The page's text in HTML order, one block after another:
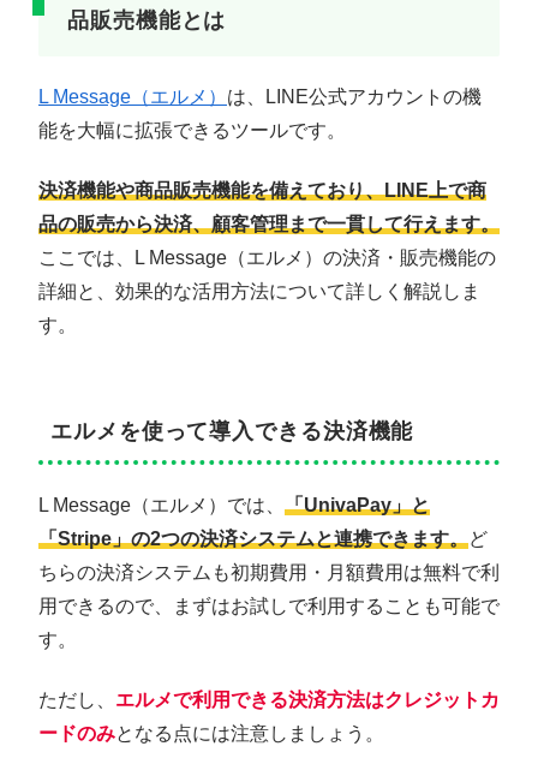
品販売機能とは
L Message（エルメ） は、LINE公式アカウントの機
能を大幅に拡張できるツールです。
決済機能や商品販売機能を備えており、LINE上で商
品の販売から決済、顧客管理まで一貫して行えます。
ここでは、L Message（エルメ）の決済・販売機能の
詳細と、効果的な活用方法について詳しく解説しま
す。
エルメを使って導入できる決済機能
L Message（エルメ）では、 「UnivaPay」と
「Stripe」の2つの決済システムと連携できます。ど
ちらの決済システムも初期費用・月額費用は無料で利
用できるので、まずはお試しで利用することも可能で
す。
ただし、 エルメで利用できる決済方法はクレジットカ
ードのみとなる点には注意しましょう。